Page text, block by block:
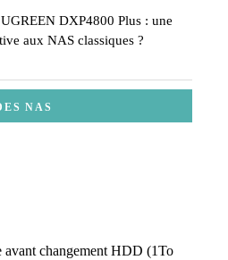
DXP4800 Plus : une
aux NAS classiques ?
NAS
avant changement HDD (1To